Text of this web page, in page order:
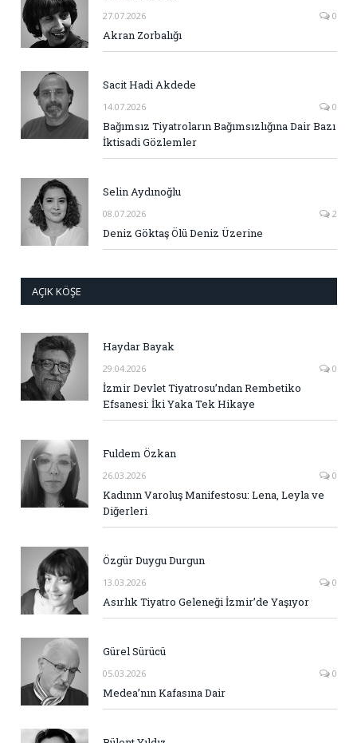
27.07.2026 0
Akran Zorbalığı
Sacit Hadi Akdede
14.07.2026 0
Bağımsız Tiyatroların Bağımsızlığına Dair Bazı
İktisadi Gözlemler
Selin Aydınoğlu
08.07.2026 2
Deniz Göktaş Ölü Deniz Üzerine
AÇIK KÖŞE
Haydar Bayak
29.04.2026 0
İzmir Devlet Tiyatrosu’ndan Rembetiko
Efsanesi: İki Yaka Tek Hikaye
Fuldem Özkan
26.03.2026 0
Kadının Varoluş Manifestosu: Lena, Leyla ve
Diğerleri
Özgür Duygu Durgun
13.03.2026 0
Asırlık Tiyatro Geleneği İzmir’de Yaşıyor
Gürel Sürücü
05.03.2026 0
Medea’nın Kafasına Dair